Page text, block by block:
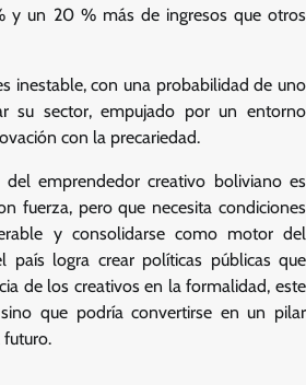
y un 20 % más de ingresos que otros
inestable, con una probabilidad de uno
su sector, empujado por un entorno
con la precariedad.
emprendedor creativo boliviano es
fuerza, pero que necesita condiciones
y consolidarse como motor del
país logra crear políticas públicas que
de los creativos en la formalidad, este
que podría convertirse en un pilar